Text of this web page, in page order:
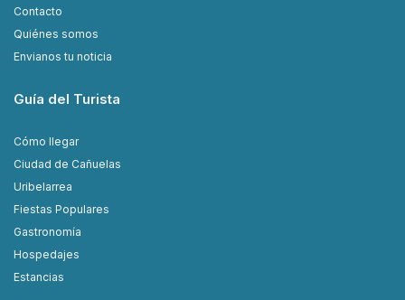
Contacto
Quiénes somos
Envianos tu noticia
Guía del Turista
Cómo llegar
Ciudad de Cañuelas
Uribelarrea
Fiestas Populares
Gastronomía
Hospedajes
Estancias